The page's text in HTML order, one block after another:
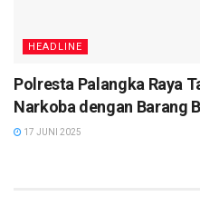
HEADLINE
Polresta Palangka Raya
Narkoba dengan Barang
17 JUNI 2025